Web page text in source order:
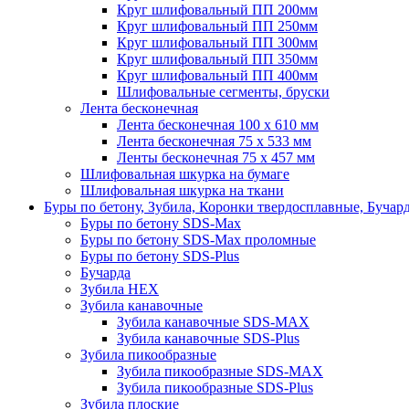
Круг шлифовальный ПП 200мм
Круг шлифовальный ПП 250мм
Круг шлифовальный ПП 300мм
Круг шлифовальный ПП 350мм
Круг шлифовальный ПП 400мм
Шлифовальные сегменты, бруски
Лента бесконечная
Лента бесконечная 100 х 610 мм
Лента бесконечная 75 х 533 мм
Ленты бесконечная 75 х 457 мм
Шлифовальная шкурка на бумаге
Шлифовальная шкурка на ткани
Буры по бетону, Зубила, Коронки твердосплавные,
Буры по бетону SDS-Max
Буры по бетону SDS-Max проломные
Буры по бетону SDS-Plus
Бучарда
Зубила HEX
Зубила канавочные
Зубила канавочные SDS-MAX
Зубила канавочные SDS-Plus
Зубила пикообразные
Зубила пикообразные SDS-MAX
Зубила пикообразные SDS-Plus
Зубила плоские